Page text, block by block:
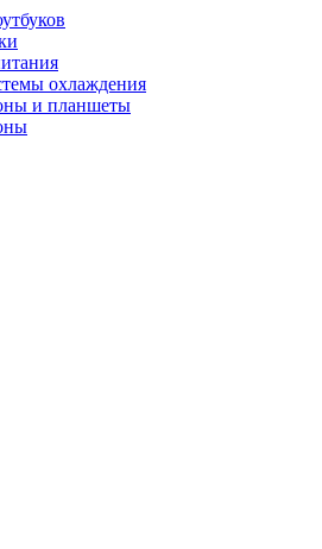
охлаждения
и планшеты